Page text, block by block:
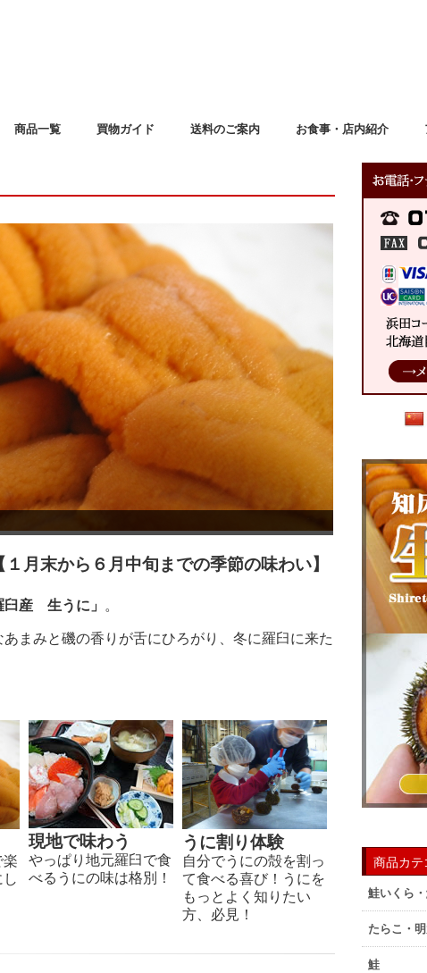
商品一覧 買物ガイド 送料のご案内 お食事・店内紹介
１月末から６月中旬までの季節の味わい】
臼産 生うに」 。
まみと磯の香りが舌にひろがり、冬に羅臼に来た
楽
現地で味わう
やっぱり地元羅臼で食
べるうにの味は格別！
うに割り体験
自分でうにの殻を割っ
て食べる喜び！うにを
もっとよく知りたい
方、必見！
商品カテ
鮭いくら
たらこ・
鮭